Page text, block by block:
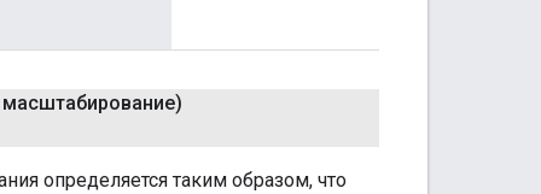
определяется таким образом, что